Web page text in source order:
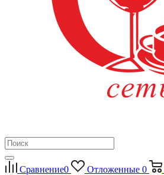
Сравнение0 Отложенные 0